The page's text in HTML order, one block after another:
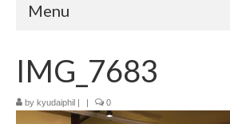
Menu
演奏会情報
卒業記念演奏会2027
IMG_7683
by kyudaiphil 0